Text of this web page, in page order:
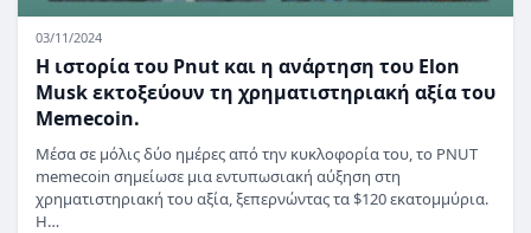
03/11/2024
Η ιστορία του Pnut και η ανάρτηση του Elon
Musk εκτοξεύουν τη χρηματιστηριακή αξία του
Memecoin.
Μέσα σε μόλις δύο ημέρες από την κυκλοφορία του, το PNUT
memecoin σημείωσε μια εντυπωσιακή αύξηση στη
χρηματιστηριακή του αξία, ξεπερνώντας τα $120 εκατομμύρια.
Η…